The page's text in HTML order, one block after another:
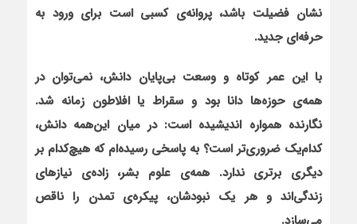
نشان فضیلت باشد، پروانه‌ی کسبی است برای ورود به
حرفه‌ای جدید.
با این عمر کوتاه و وسعت بی‌پایان دانش، نمی‌توان در
همه‌ی حوزه‌ها دانا بود و سقراط یا افلاطون زمانه شد.
نگارنده همواره اندیشیده است: در میان این‌همه دانش،
کدام‌یک ضروری‌تر است؟ به پاسخی رسیده‌ام که هیچ‌کدام بر
دیگری برتری ندارد. همه‌ی علوم بشر، زاده‌ی نیازهای
زندگی‌اند و هر یک نبودشان، پیکره‌ی تمدن را ناقص